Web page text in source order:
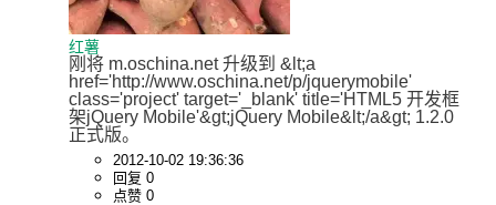
红薯
刚将 m.oschina.net 升级到 &lt;a
href='http://www.oschina.net/p/jquerymobile'
class='project' target='_blank' title='HTML5 开发框
架jQuery Mobile'&gt;jQuery Mobile&lt;/a&gt; 1.2.0
正式版。
2012-10-02 19:36:36
回复 0
点赞 0